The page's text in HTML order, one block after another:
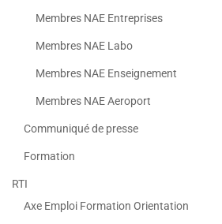
Membres NAE Entreprises
Membres NAE Labo
Membres NAE Enseignement
Membres NAE Aeroport
Communiqué de presse
Formation
RTI
Axe Emploi Formation Orientation